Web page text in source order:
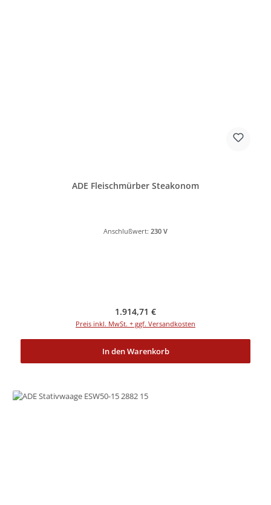
ADE Fleischmürber Steakonom
Anschlußwert: 230 V
Regulärer Preis:
1.914,71 €
Preis inkl. MwSt. + ggf. Versandkosten
In den Warenkorb